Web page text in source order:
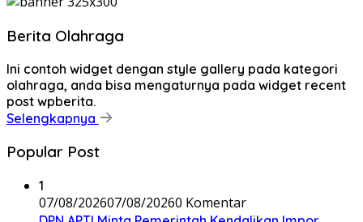
Berita Olahraga
Ini contoh widget dengan style gallery pada kategori
olahraga, anda bisa mengaturnya pada widget recent
post wpberita.
Selengkapnya
Popular Post
1
07/08/202607/08/20260 Komentar